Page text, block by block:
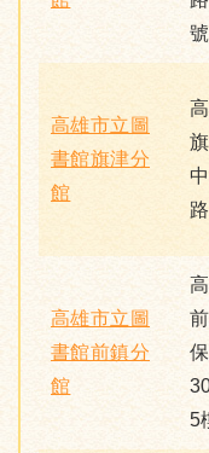
號
高雄市立圖
書館旗津分
館
高雄市立圖
書館前鎮分
館
5